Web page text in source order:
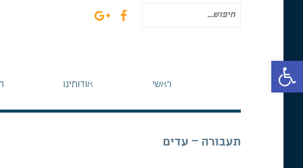
פתח סרגל נגישות
ראשי אודותינו
תעבורה – עדים